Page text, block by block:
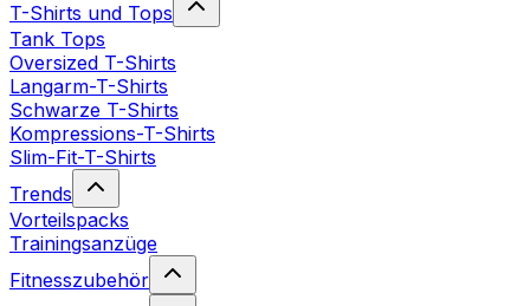
T-Shirts und Tops
Tank Tops
Oversized T-Shirts
Langarm-T-Shirts
Schwarze T-Shirts
Kompressions-T-Shirts
Slim-Fit-T-Shirts
Trends
Vorteilspacks
Trainingsanzüge
Fitnesszubehör